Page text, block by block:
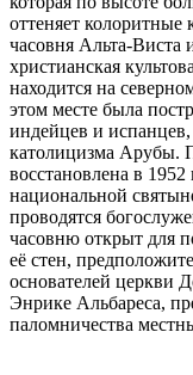
оттеняет
часовня Альта-Виста
христианская
находится на
этом месте была
индейцев и испанцев,
католицизма Арубы.
восстановлена в
национальной
проводятся
часовню открыт для
её стен,
основателей церкви
Энрике Альбареса,
паломничества